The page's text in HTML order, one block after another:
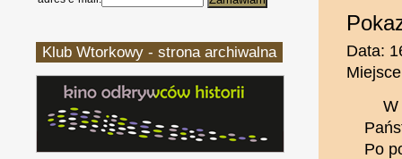
Klub Wtorkowy - strona archiwalna
Data:
Po